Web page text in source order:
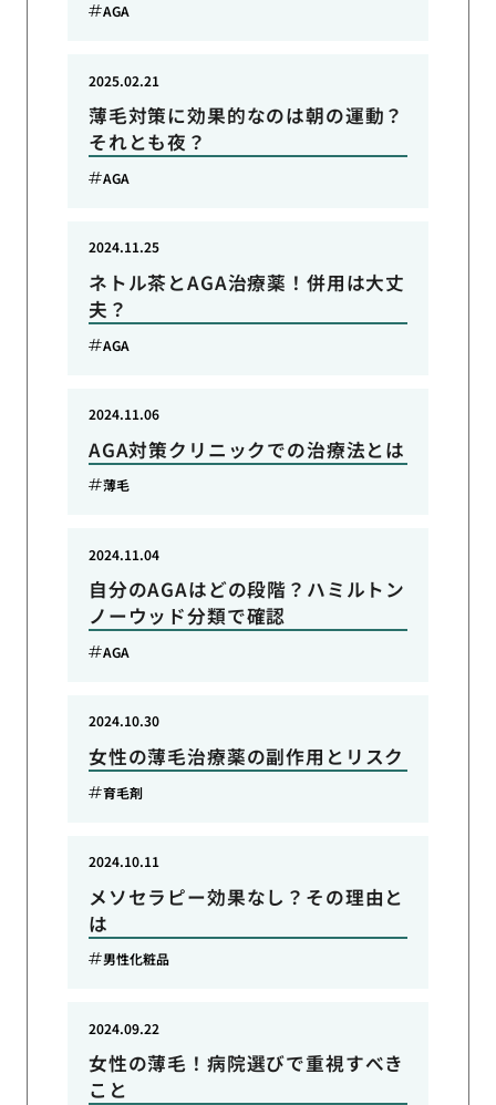
AGA
薄毛対策に効果的なのは朝の運動？
それとも夜？
2025.02.21
AGA
ネトル茶とAGA治療薬！併用は大丈
夫？
2024.11.25
AGA
AGA対策クリニックでの治療法とは
2024.11.06
薄毛
自分のAGAはどの段階？ハミルトン
ノーウッド分類で確認
2024.11.04
AGA
女性の薄毛治療薬の副作用とリスク
2024.10.30
育毛剤
メソセラピー効果なし？その理由と
は
2024.10.11
男性化粧品
女性の薄毛！病院選びで重視すべき
こと
2024.09.22